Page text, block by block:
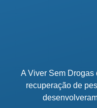
A Viver Sem Drogas
recuperação de